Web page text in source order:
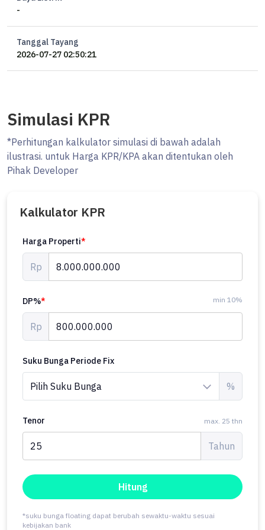
- Kamar kost masih bisa ditambah 11 kamar
- Kost banyak peminat sampai waitinglist
- Interior mewah & kamar luas
- Lokasi strategis: bisa target mahasiswa maupun karyawan
Harga Cuma 8 Milyar
arg
-
Tanggal Tayang
2026-07-27 02:50:21
Simulasi KPR
*Perhitungan kalkulator simulasi di bawah adalah
ilustrasi. untuk Harga KPR/KPA akan ditentukan oleh
Pihak Developer
Kalkulator KPR
Harga Properti*
Rp
DP%* min 10%
Rp
Suku Bunga Periode Fix
%
Tenor max. 25 thn
Tahun
Hitung
*suku bunga floating dapat berubah sewaktu-waktu sesuai
kebijakan bank